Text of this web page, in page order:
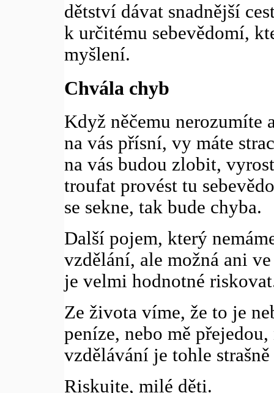
dětství dávat snadnější
k určitému sebevědomí,
myšlení.
Chvála chyb
Když něčemu nerozumíte
na vás přísní, vy máte
na vás budou zlobit,
troufat provést tu
se sekne, tak bude chyba.
Další pojem, který
vzdělání, ale možná ani
je velmi hodnotné
Ze života víme, že to je
peníze, nebo mě
vzdělávání je tohle strašně
Riskujte, milé děti.